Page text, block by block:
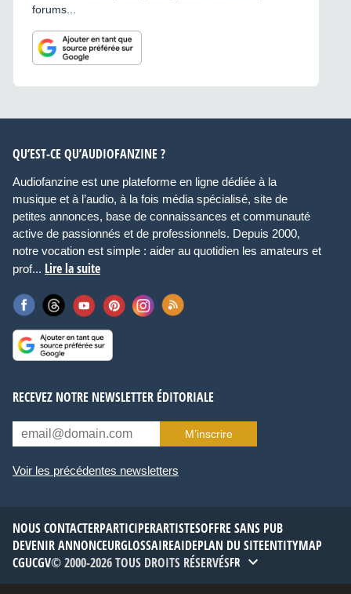
forums...
QU’EST-CE QU’AUDIOFANZINE ?
Audiofanzine est une plateforme en ligne dédiée à la
musique et à l’audio, à la fois média spécialisé, site de
petites annonces, base de connaissances et communauté
active de passionnés et de professionnels. Depuis 2000,
notre vocation est simple : aider au quotidien les amateurs et
prof... Lire la suite
RECEVEZ NOTRE NEWSLETTER ÉDITORIALE
M’inscrire
Voir les précédentes newsletters
NOUS CONTACTERPARTICIPERARTISTESOFFRE SANS PUB
DEVENIR ANNONCEURGLOSSAIREAIDEPLAN DU SITEENTITYMAP
CGUCGV© 2000-2026 TOUS DROITS RÉSERVÉSFR